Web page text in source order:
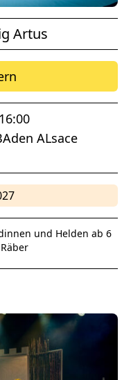
Artus
ALsace
und Helden ab 6